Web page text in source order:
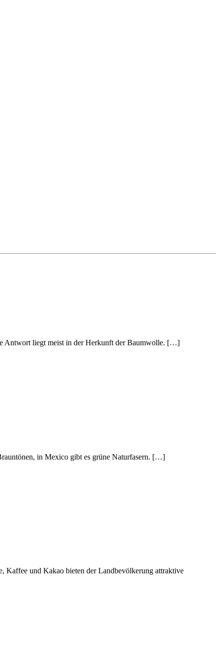
Antwort liegt meist in der Herkunft der Baumwolle. […]
in Mexico gibt es grüne Naturfasern. […]
Kaffee und Kakao bieten der Landbevölkerung attraktive